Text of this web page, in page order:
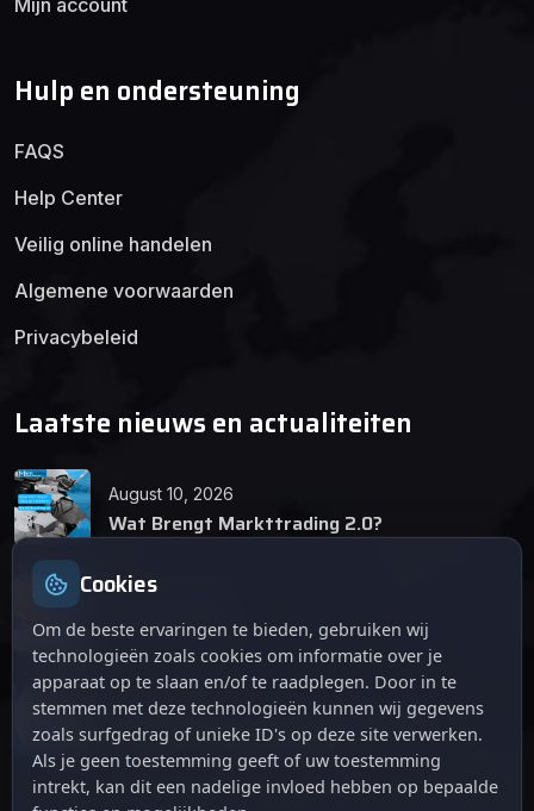
Mijn account
Hulp en ondersteuning
FAQS
Help Center
Veilig online handelen
Algemene voorwaarden
Privacybeleid
Laatste nieuws en actualiteiten
August 10, 2026
Wat Brengt Markttrading 2.0?
Tips en Tricks
April 12, 2026
De opkomst van Markttrading 2.0: Een
revolutie in online handelen.
Cookies
Om de beste ervaringen te bieden, gebruiken wij
technologieën zoals cookies om informatie over je
apparaat op te slaan en/of te raadplegen. Door in te
stemmen met deze technologieën kunnen wij gegevens
zoals surfgedrag of unieke ID's op deze site verwerken.
Als je geen toestemming geeft of uw toestemming
intrekt, kan dit een nadelige invloed hebben op bepaalde